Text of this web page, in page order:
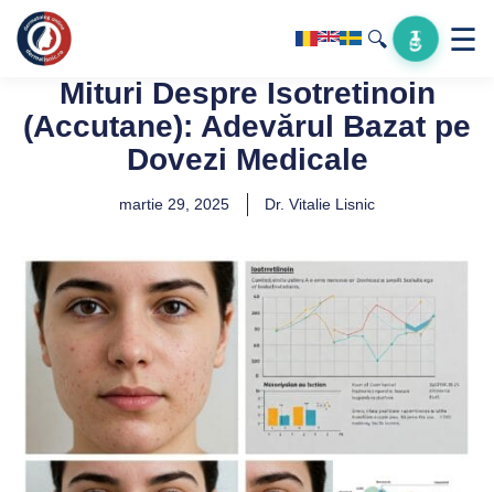
🔍 ☰
Mituri Despre Isotretinoin
(Accutane): Adevărul Bazat pe
Dovezi Medicale
martie 29, 2025 Dr. Vitalie Lisnic